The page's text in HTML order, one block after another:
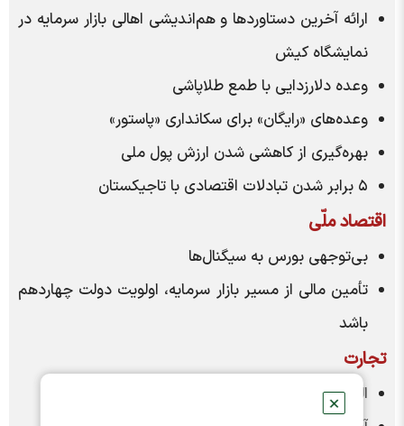
✕
ارائه آخرین دستاورد‌ها و هم‌اندیشی اهالی بازار سرمایه در
نمایشگاه کیش
وعده دلارزدایی با طمع طلاپاشی
وعده‌های «رایگان» برای سکانداری «پاستور»
بهره‌گیری از کاهشی شدن ارزش پول ملی
۵ برابر شدن تبادلات اقتصادی با تاجیکستان
اقتصاد ملّی
بی‌توجهی بورس به سیگنال‌ها
تأمین مالی از مسیر بازار سرمایه، اولویت دولت چهاردهم
باشد
تجارت
الزامات عبور از شرایط بحرانی بورس